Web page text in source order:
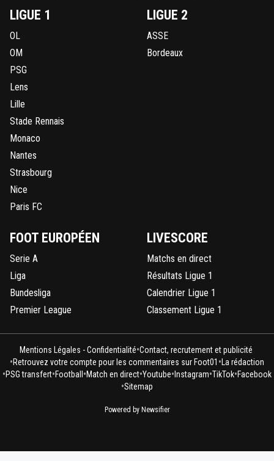
LIGUE 1
OL
OM
PSG
Lens
Lille
Stade Rennais
Monaco
Nantes
Strasbourg
Nice
Paris FC
LIGUE 2
ASSE
Bordeaux
FOOT EUROPÉEN
Serie A
Liga
Bundesliga
Premier League
LIVESCORE
Matchs en direct
Résultats Ligue 1
Calendrier Ligue 1
Classement Ligue 1
Mentions Légales - Confidentialité•Contact, recrutement et publicité
•Retrouvez votre compte pour les commentaires sur Foot01 • La rédaction
•PSG transfert•Football •Match en direct•Youtube• Instagram•TikTok•Facebook
•Sitemap
Powered by Newsifier